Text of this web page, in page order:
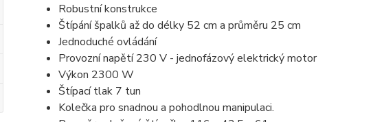
Robustní konstrukce
Štípání špalků až do délky 52 cm a průměru 25 cm
Jednoduché ovládání
Provozní napětí 230 V - jednofázový elektrický motor
Výkon 2300 W
Štípací tlak 7 tun
Kolečka pro snadnou a pohodlnou manipulaci.